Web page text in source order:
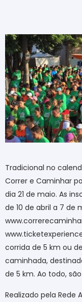
Tradicional no
Correr e Caminhar
dia 21 de maio. As
de 10 de abril a 7 de
corrida de 5 km ou
caminhada,
de 5 km. Ao todo,
Realizado pela Rede